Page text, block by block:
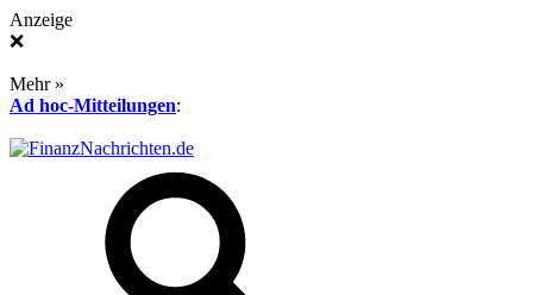
Anzeige
❌
Mehr »
Ad hoc-Mitteilungen: